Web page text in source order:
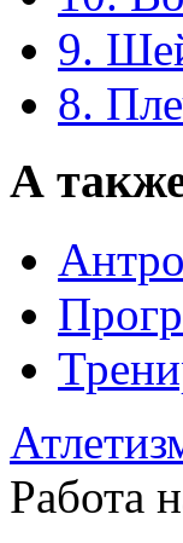
9.
8.
А
Работа